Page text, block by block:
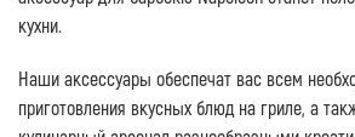
кухни.
Наши аксессуары обеспечат вас всем
приготовления вкусных блюд на гриле, а